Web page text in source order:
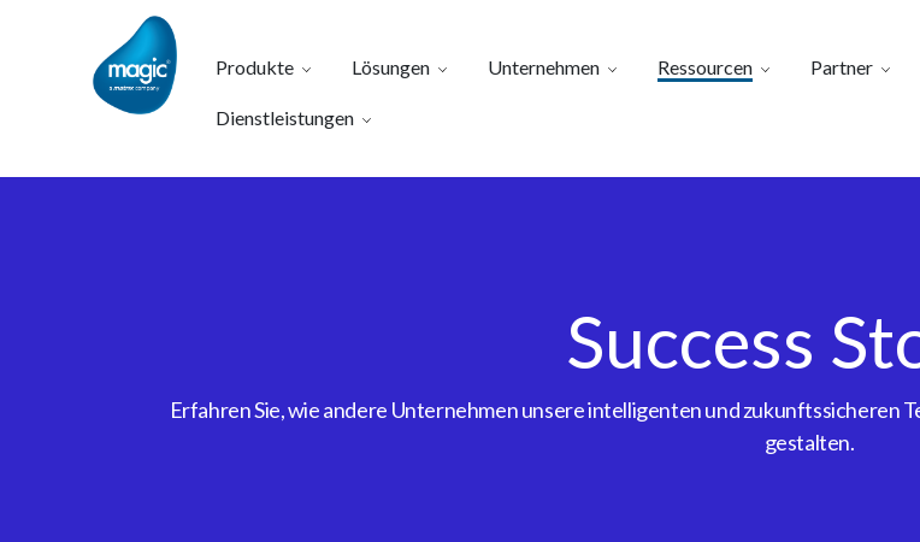
Produkte Lösungen Unternehmen Ressourcen Partner
Dienstleistungen
Success
Erfahren Sie, wie andere Unternehmen unsere intelligenten und zukunftssicheren
gestalten.